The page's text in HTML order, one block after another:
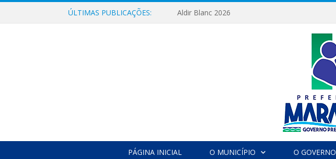
ÚLTIMAS PUBLICAÇÕES: Aldir Blanc 2026
PÁGINA INICIAL O MUNICÍPIO O GOVERNO